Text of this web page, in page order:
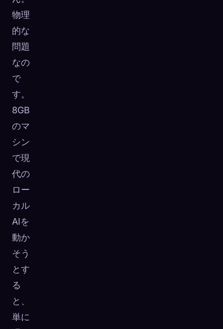
物理
的な
問題
なの
で
す。
8GB
のマ
シン
で現
代の
ロー
カル
AIを
動か
そう
とす
る
と、
単に